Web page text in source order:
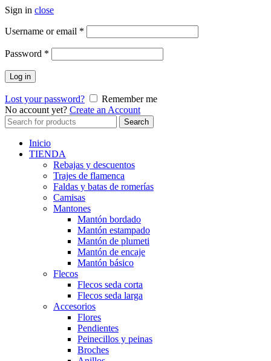
Sign in close
Username or email *
Password *
Log in
Lost your password?
Remember me
No account yet? Create an Account
Search
for:
Search
Inicio
TIENDA
Rebajas y descuentos
Trajes de flamenca
Faldas y batas de romerías
Camisas
Mantones
Mantón bordado
Mantón estampado
Mantón de plumeti
Mantón de encaje
Mantón básico
Flecos
Flecos seda corta
Flecos seda larga
Accesorios
Flores
Pendientes
Peinecillos y peinas
Broches